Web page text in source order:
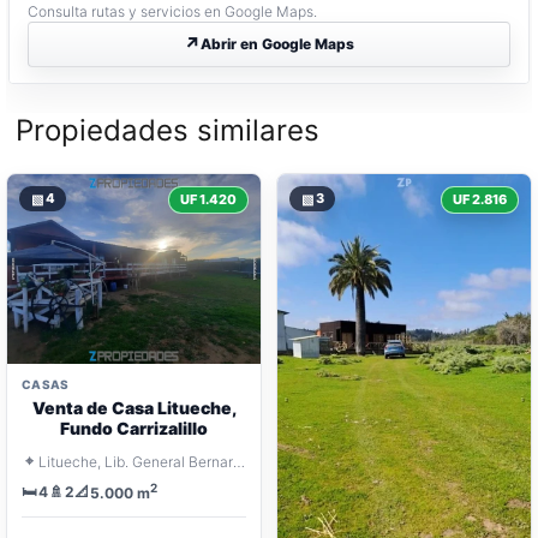
Consulta rutas y servicios en Google Maps.
Abrir en Google Maps
Propiedades similares
▧4 UF 1.420
CASAS
Venta de Casa Litueche,
Fundo Carrizalillo
⌖
Litueche, Lib. General Bernardo O'Higgins
🛏️4 🚿 2📐 5.000 m2
▧3 UF 2.816